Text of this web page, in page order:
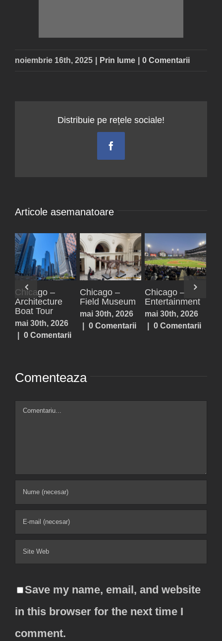
noiembrie 16th, 2025 Prin lume 0 Comentarii
Distribuie pe rețele sociale!
Articole asemanatoare
–
2026
Paxos,
Antipaxos
iulie 25th, 2026
| 0 Comentarii
Parga
iulie 25th, 2026
| 0 Comentarii
Acheron
Springs,
Lefkada,
Prevezea,
Sivota
Save my name, email, and website
in this browser for the next time I